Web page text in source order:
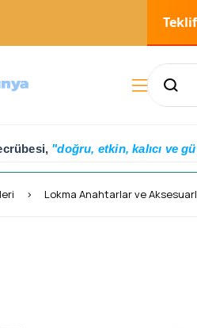
"doğru, etkin, kalıcı ve
Lokma Anahtarlar ve